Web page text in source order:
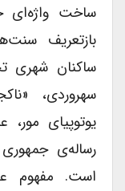
ساخت واژه‌ای
بازتعریف
ساکنان شهری
سهروردی،
یوتوپیای
رساله‌ی
است. مفهوم